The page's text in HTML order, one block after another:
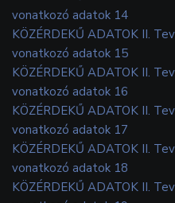
vonatkozó adatok 14
KÖZÉRDEKŰ ADATOK II.
vonatkozó adatok 15
KÖZÉRDEKŰ ADATOK II.
vonatkozó adatok 16
KÖZÉRDEKŰ ADATOK II.
vonatkozó adatok 17
KÖZÉRDEKŰ ADATOK II.
vonatkozó adatok 18
KÖZÉRDEKŰ ADATOK II.